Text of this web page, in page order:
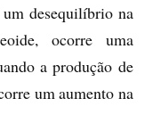
desequilíbrio na
ocorre uma
a produção de
um aumento na